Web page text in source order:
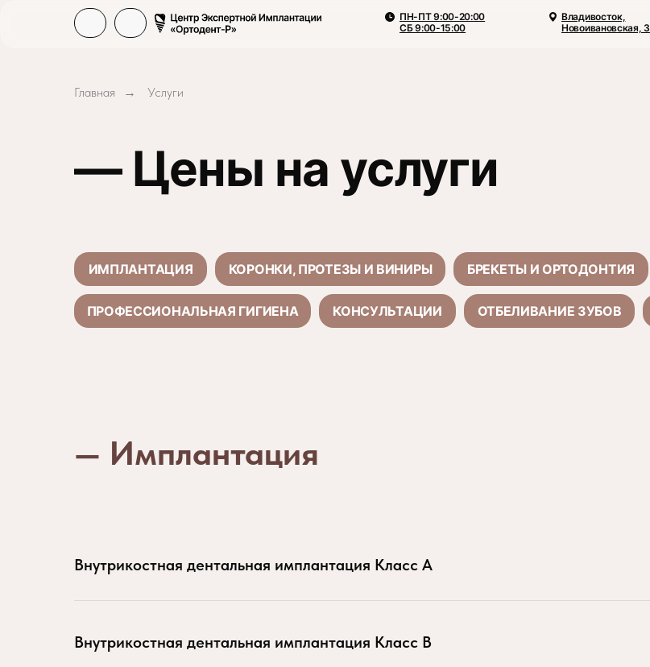
ПН-ПТ 9:00-20:00
СБ 9:00-15:00
Владивосток,
Новоивановская, 3
Главная → Услуги
— Цены на услуги
ИМПЛАНТАЦИЯ КОРОНКИ, ПРОТЕЗЫ И ВИНИРЫ БРЕКЕТЫ И ОРТОДОНТИЯ
ПРОФЕССИОНАЛЬНАЯ ГИГИЕНА КОНСУЛЬТАЦИИ ОТБЕЛИВАНИЕ ЗУБОВ
— Имплантация
Внутрикостная дентальная имплантация Класс А
Внутрикостная дентальная имплантация Класс B